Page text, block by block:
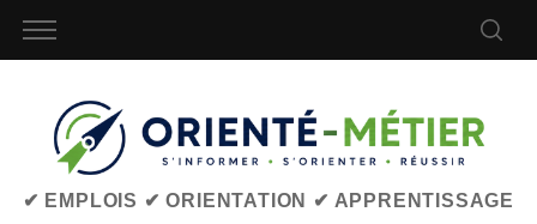
✔ EMPLOIS ✔ ORIENTATION ✔ APPRENTISSAGE